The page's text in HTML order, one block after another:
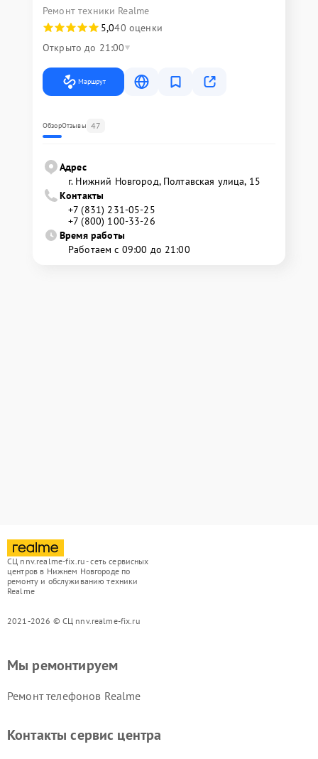
Ремонт техники Realme
5,040 оценки
Открыто до 21:00
Маршрут
ОбзорОтзывы 47
Адрес
г. Нижний Новгород, Полтавская улица, 15
Контакты
+7 (831) 231-05-25
+7 (800) 100-33-26
Время работы
Работаем с 09:00 до 21:00
СЦ nnv.realme-fix.ru - сеть сервисных
центров в Нижнем Новгороде по
ремонту и обслуживанию техники
Realme
2021-2026 © СЦ nnv.realme-fix.ru
Мы ремонтируем
Ремонт телефонов Realme
Контакты сервис центра